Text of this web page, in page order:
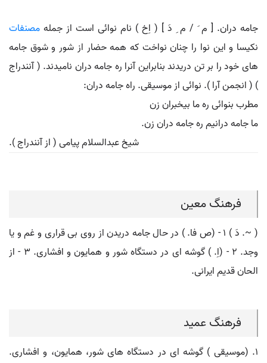
جامه دران. [ م َ / م ِ دَ ] ( اِخ ) نام نوائی است از جمله مصنفات
نکیسا و این نوا را چنان نواخت که همه حضار از شور و شوق جامه
های خود را بر تن دریدند بنابراین آنرا ره جامه دران نامیدند. ( آنندراج
) ( انجمن آرا ). نوائی از موسیقی. راه جامه دران:
مطرب بنوائی ره ما بیخبران زن
ما جامه درانیم ره جامه دران زن.
شیخ عبدالسلام پیامی ( از آنندراج ).
فرهنگ معین
( ~. دَ ) ۱ - (ص فا. ) در حال جامه دریدن از روی بی قراری و غم و یا
وجد. ۲ - (اِ. ) گوشه ای در دستگاه شور و همایون و افشاری. ۳ - از
الحان قدیم ایرانی.
فرهنگ عمید
۱. (موسیقی ) گوشه ای در دستگاه های شور، همایون، و افشاری.